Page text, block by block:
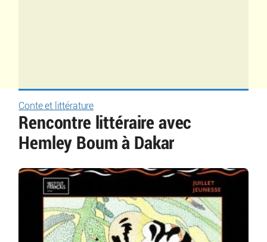
Conte et littérature
Rencontre littéraire avec
Hemley Boum à Dakar